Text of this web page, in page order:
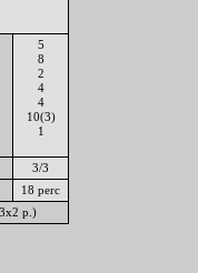
5
8
2
4
4
10(3)
1
3/3
18 perc
p.)